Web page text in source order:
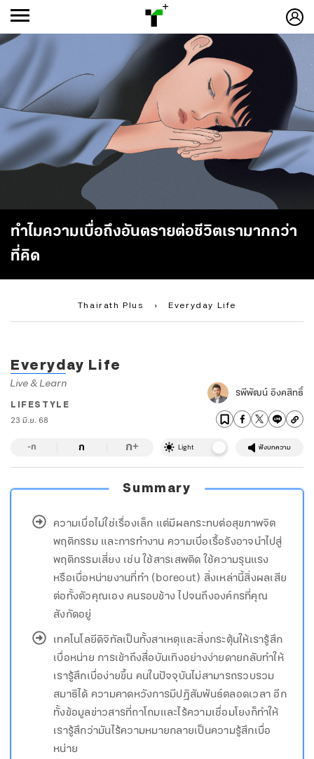
ทำไมความเบื่อถึงอันตรายต่อชีวิตเรามากกว่า
ที่คิด
Thairath Plus › Everyday Life
-ก
Everyday Life
Live & Learn
LIFESTYLE
23 มิ.ย. 68
รพีพัฒน์ อิงคสิทธิ์
-ก ก ก+ Light ฟังบทความ
Summary
ความเบื่อไม่ใช่เรื่องเล็ก แต่มีผลกระทบต่อสุขภาพจิต
พฤติกรรม และการทำงาน ความเบื่อเรื้อรังอาจนำไปสู่
พฤติกรรมเสี่ยง เช่น ใช้สารเสพติด ใช้ความรุนแรง
หรือเบื่อหน่ายงานที่ทำ (boreout) สิ่งเหล่านี้สิ่งผลเสีย
ต่อทั้งตัวคุณเอง คนรอบข้าง ไปจนถึงองค์กรที่คุณ
สังกัดอยู่
เทคโนโลยีดิจิทัลเป็นทั้งสาเหตุและสิ่งกระตุ้นให้เรารู้สึก
เบื่อหน่าย การเข้าถึงสื่อบันเทิงอย่างง่ายดายกลับทำให้
เรารู้สึกเบื่อง่ายขึ้น คนในปัจจุบันไม่สามารถรวบรวม
สมาธิได้ ความคาดหวังการมีปฏิสัมพันธ์ตลอดเวลา อีก
ทั้งข้อมูลข่าวสารที่ถาโถมและไร้ความเชื่อมโยงก็ทำให้
เรารู้สึกว่ามันไร้ความหมายกลายเป็นความรู้สึกเบื่อ
หน่าย